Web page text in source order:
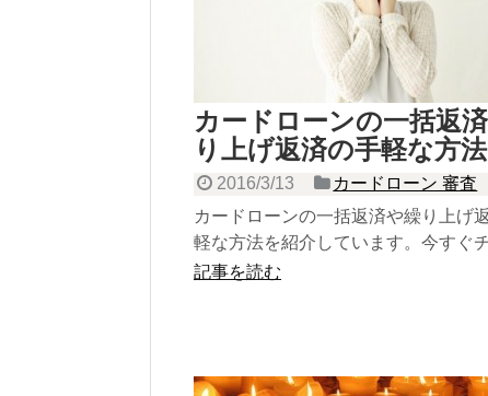
カードローンの一括返
り上げ返済の手軽な方
2016/3/13
カードローン 審査
カードローンの一括返済や繰り上げ
軽な方法を紹介しています。今すぐ
ク！
記事を読む